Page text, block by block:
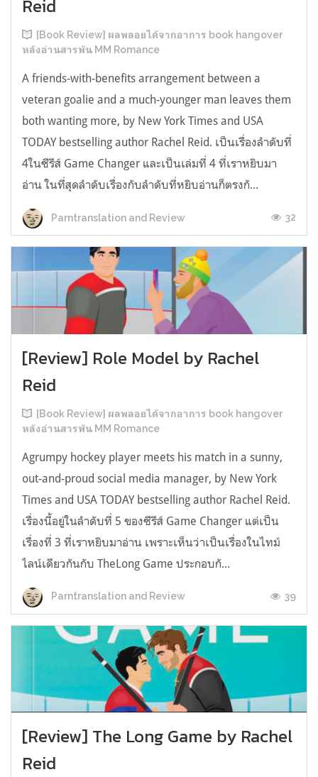
Reid
[Book Review] ผลพลอยได้จากอาการ book hangover
หลังอ่านสารพัน MM Romance
A friends-with-benefits arrangement between a
veteran goalie and a much-younger man leaves them
both wanting more, by New York Times and USA
TODAY bestselling author Rachel Reid. เป็นเรื่องลำดับที่
4ในซีรีส์ Game Changer และเป็นเล่มที่ 4 ที่เราหยิบมา
อ่าน ในที่สุดลำดับเรื่องกับลำดับที่หยิบอ่านก็ตรงกั...
Parntranslation and Review 32
[Review] Role Model by Rachel
Reid
[Book Review] ผลพลอยได้จากอาการ book hangover
หลังอ่านสารพัน MM Romance
Agrumpy hockey player meets his match in a sunny,
out-and-proud social media manager, by New York
Times and USA TODAY bestselling author Rachel Reid.
เรื่องนี้อยู่ในลำดับที่ 5 ของซีรีส์ Game Changer แต่เป็น
เรื่องที่ 3 ที่เราหยิบมาอ่าน เพราะเห็นว่าเป็นเรื่องในไทม์
ไลน์เดียวกันกับ TheLong Game ประกอบกั...
Parntranslation and Review 39
[Review] The Long Game by Rachel
Reid